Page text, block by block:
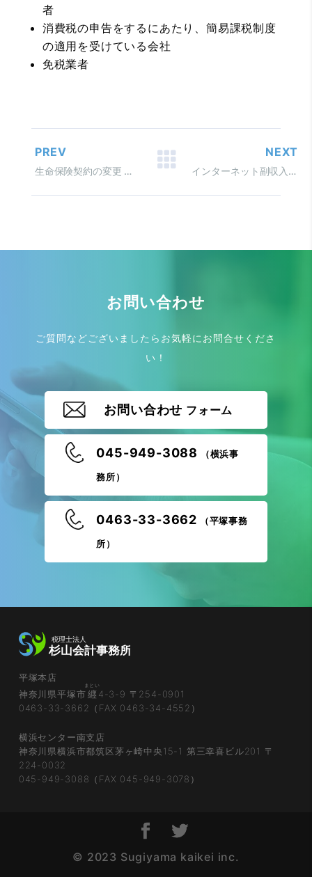
者
消費税の申告をするにあたり、簡易課税制度
の適用を受けている会社
免税業者
PREV
生命保険契約の変更 保険金の減額と所得計算
NEXT
インターネット副収入の源泉徴収 アフィリエイトは「外交員」？
お問い合わせ
ご質問などございましたらお気軽にお問合せくださ
い！
お問い合わせ フォーム
045-949-3088 （横浜事
務所）
0463-33-3662 （平塚事務
所）
平塚本店
神奈川県平塚市纒
まとい
4-3-9 〒254-0901
0463-33-3662（FAX 0463-34-4552）
横浜センター南支店
神奈川県横浜市都筑区茅ヶ崎中央15-1 第三幸喜ビル201 〒
224-0032
045-949-3088（FAX 045-949-3078）
© 2023 Sugiyama kaikei inc.